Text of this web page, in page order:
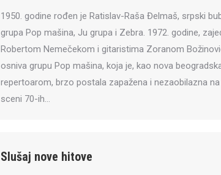
1950. godine rođen je Ratislav-Raša Đelmaš, srpski
grupa Pop mašina, Ju grupa i Zebra. 1972. godine,
Robertom Nemečekom i gitaristima Zoranom
osniva grupu Pop mašina, koja je, kao nova
repertoarom, brzo postala zapažena i nezaobilazna
sceni 70-ih…
Slušaj nove hitove